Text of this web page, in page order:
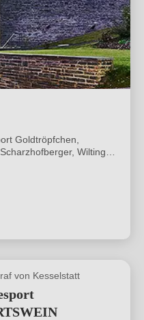
Goldtröpfchen,
Wiltingen
Kehrnagel
von Kesselstatt